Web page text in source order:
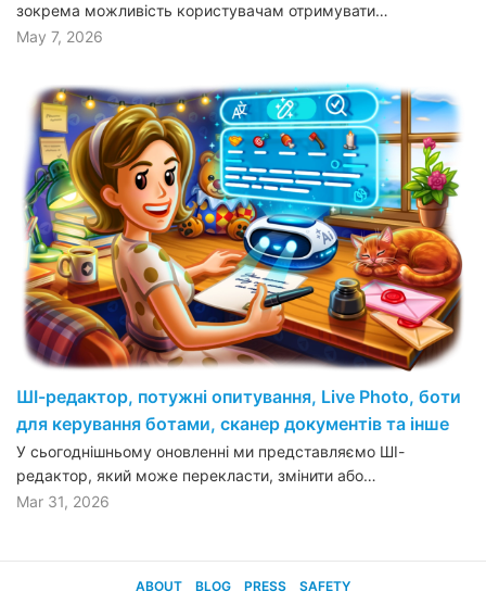
зокрема можливість користувачам отримувати…
May 7, 2026
ШІ-редактор, потужні опитування, Live Photo, боти
для керування ботами, сканер документів та інше
У сьогоднішньому оновленні ми представляємо ШІ-
редактор, який може перекласти, змінити або…
Mar 31, 2026
ABOUT BLOG PRESS SAFETY